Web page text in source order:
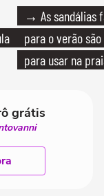
→ As sandálias
para o verão
para usar na
grátis